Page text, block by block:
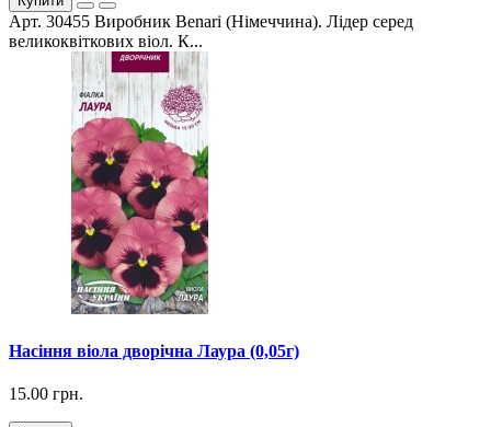
Арт. 30455 Виробник Benari (Німеччина). Лідер серед
великоквіткових віол. К...
Насіння віола дворічна Лаура (0,05г)
15.00 грн.